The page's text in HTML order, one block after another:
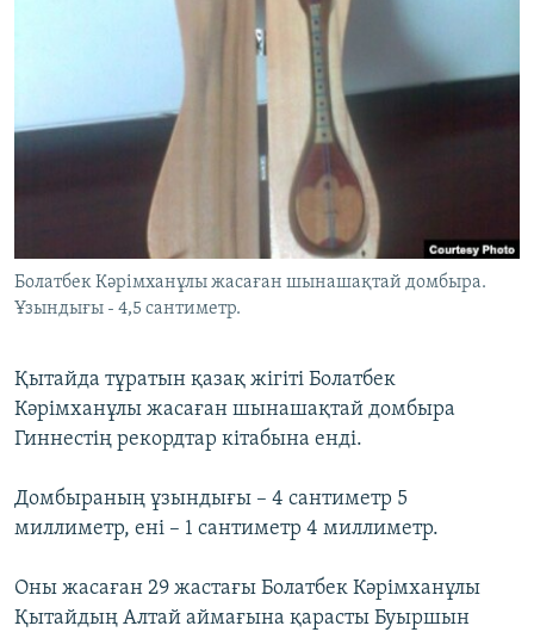
ЖАЗЫЛЫҢЫЗ
Басқа тілдерде
Болатбек Кәрімханұлы жасаған шынашақтай домбыра.
Ұзындығы - 4,5 сантиметр.
Қытайда тұратын қазақ жігіті Болатбек
Кәрімханұлы жасаған шынашақтай домбыра
Гиннестің рекордтар кітабына енді.
Домбыраның ұзындығы – 4 сантиметр 5
миллиметр, ені – 1 сантиметр 4 миллиметр.
Оны жасаған 29 жастағы Болатбек Кәрімханұлы
Қытайдың Алтай аймағына қарасты Буыршын